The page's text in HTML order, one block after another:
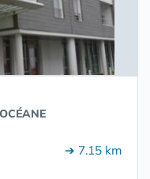
➔ 7.15 km